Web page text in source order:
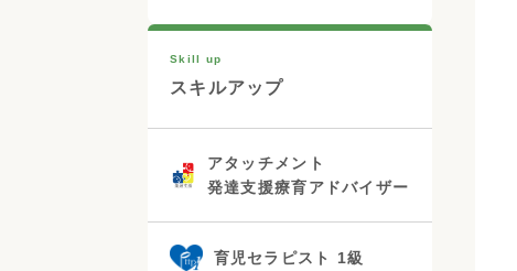
Skill up
スキルアップ
アタッチメント
発達支援療育アドバイザー
育児セラピスト 1級